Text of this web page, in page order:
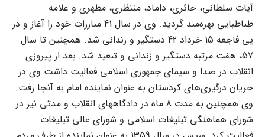
آیات سلطانى، حائرى، داماد، منتظرى، مطهرى و علامه
طباطبایى بهره‌مند گردید. وى در سال 41 مبارزات خود را آغاز و در
پى فاجعه 15 خرداد 42 دستگیر و زندانى شد. همچنین تا سال
57، هفت مرتبه دستگیر و زندانى و تبعید شد. بعد از پیروزى
انقلاب در صدا و سیماى جمهورى اسلامى فعالیت داشت وى در
جریان درگیرى‌هاى کردستان به عنوان نماینده امام به آنجا رفت.
وى همچنین به مدت 8 ماه در دادگاههاى انقلاب و مدتى نیز در
شوراى هماهنگى تبلیغات اسلامى و شوراى عالى تبلیغات